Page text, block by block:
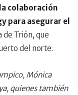
colaboración
para asegurar el
Trión, que
del norte.
Mónica
quienes también